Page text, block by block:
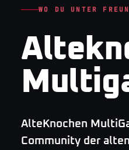
WO DU UNTER
AlteKnochen
Community der